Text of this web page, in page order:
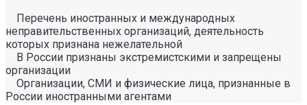
Перечень иностранных и международных
неправительственных организаций, деятельность
которых признана нежелательной
В России признаны экстремистскими и запрещены
организации
Организации, СМИ и физические лица, признанные в
России иностранными агентами